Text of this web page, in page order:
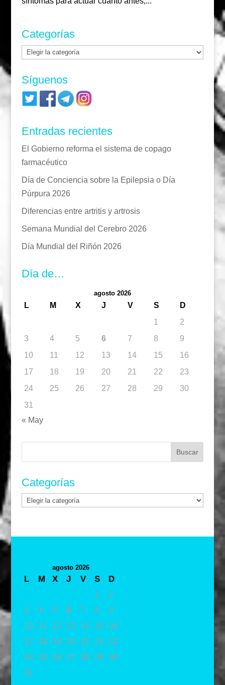
Categorías
Categorías
Síguenos
Entradas recientes
El Gobierno reforma el sistema de copago
farmacéutico
Día de Conciencia sobre la Epilepsia o Día
Púrpura 2026
Diferencias entre artritis y artrosis
Semana Mundial del Cerebro 2026
Día Mundial del Riñón 2026
Día de…
agosto 2026
L M X J V S
D
1
2
3
4 5 6 7 8
9
10
11 12 13 14 15
16
17
18 19 20 21 22
23
24
25 26 27 28 29
30
31
« May
Buscar:
Categorías
Categorías
agosto 2026
L M X J V S
D
1
2
3
4 5 6 7 8
9
10
11 12 13 14 15
16
17
18 19 20 21 22
23
24
25 26 27 28 29 30
31